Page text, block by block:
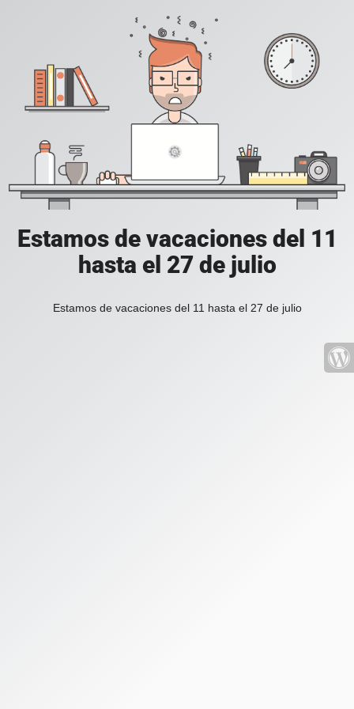
Estamos de vacaciones del 11
hasta el 27 de julio
Estamos de vacaciones del 11 hasta el 27 de julio